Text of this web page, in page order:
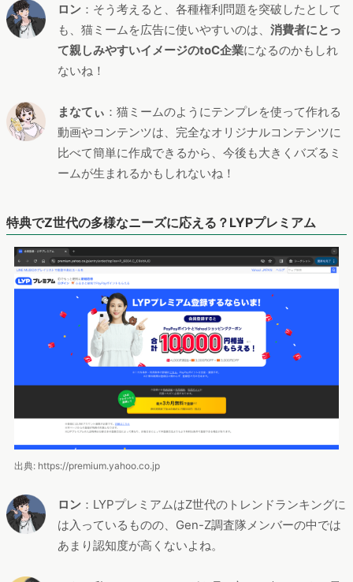
ロン ：そう考えると、各種権利問題を突破したとして
も、猫ミームを広告に使いやすいのは、 消費者にとっ
て親しみやすいイメージのtoC企業になるのかもしれ
ないね！
まなてぃ ：猫ミームのようにテンプレを使って作れる
動画やコンテンツは、完全なオリジナルコンテンツに
比べて簡単に作成できるから、今後も大きくバズるミ
ームが生まれるかもしれないね！
特典でZ世代の多様なニーズに応える？LYPプレミアム
出典: https://premium.yahoo.co.jp
ロン ：LYPプレミアムはZ世代のトレンドランキングに
は入っているものの、Gen-Z調査隊メンバーの中では
あまり認知度が高くないよね。